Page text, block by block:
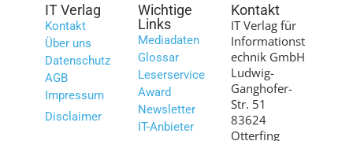
IT Verlag
Kontakt
Über uns
Datenschutz
AGB
Impressum
Disclaimer
Wichtige
Links
Mediadaten
Glossar
Leserservice
Award
Newsletter
IT-Anbieter
Kontakt
IT Verlag für
Informationst
echnik GmbH
Ludwig-
Ganghofer-
Str. 51
83624
Otterfing